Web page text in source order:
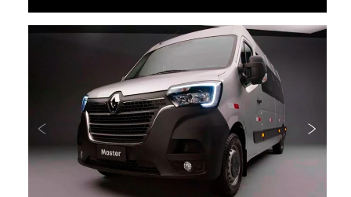
Anterior